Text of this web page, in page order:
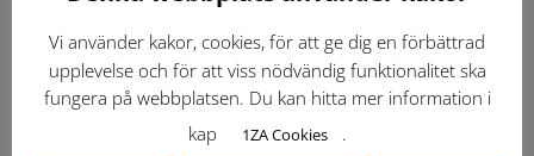
Gällande standardritningar (Dwg och pdf)
Vi använder kakor, cookies, för att ge dig en förbättrad
upplevelse och för att viss nödvändig funktionalitet ska
fungera på webbplatsen. Du kan hitta mer information i
kap
1ZA Cookies .